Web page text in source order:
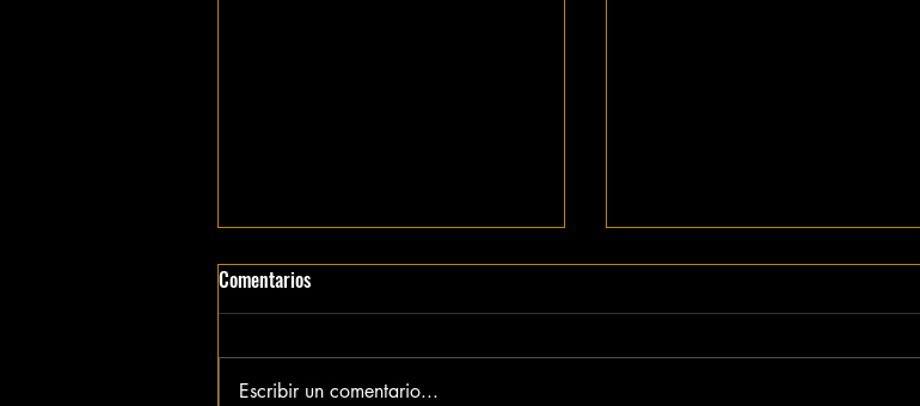
Comentarios
Escribir un comentario...